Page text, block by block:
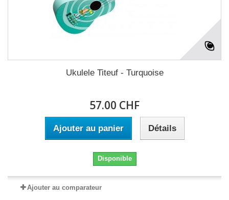
Ukulele Titeuf - Turquoise
57.00 CHF
Ajouter au panier Détails
Disponible
Ajouter au comparateur